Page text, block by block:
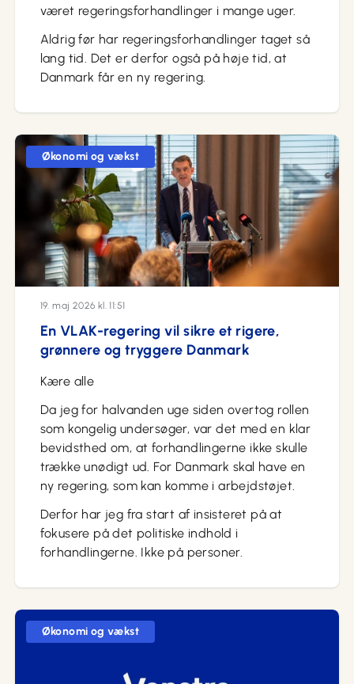
været regeringsforhandlinger i mange uger.
Aldrig før har regeringsforhandlinger taget så
lang tid. Det er derfor også på høje tid, at
Danmark får en ny regering.
Økonomi og vækst
19. maj 2026 kl. 11:51
En VLAK-regering vil sikre et rigere,
grønnere og tryggere Danmark
Kære alle
Da jeg for halvanden uge siden overtog rollen
som kongelig undersøger, var det med en klar
bevidsthed om, at forhandlingerne ikke skulle
trække unødigt ud. For Danmark skal have en
ny regering, som kan komme i arbejdstøjet.
Derfor har jeg fra start af insisteret på at
fokusere på det politiske indhold i
forhandlingerne. Ikke på personer.
Økonomi og vækst